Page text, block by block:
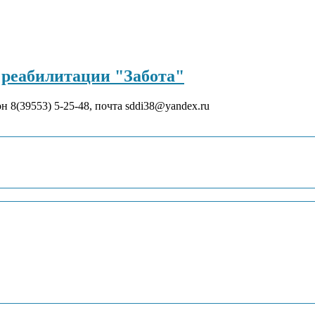
"Забота"
8(39553) 5-25-48, почта sddi38@yandex.ru